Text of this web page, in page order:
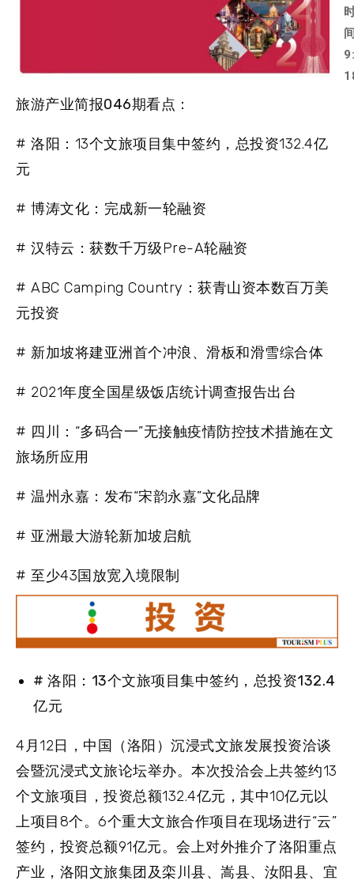
旅游产业简报046期看点：
# 洛阳：13个文旅项目集中签约，总投资132.4亿
元
# 博涛文化：完成新一轮融资
# 汉特云：获数千万级Pre-A轮融资
# ABC Camping Country：获青山资本数百万美
元投资
# 新加坡将建亚洲首个冲浪、滑板和滑雪综合体
# 2021年度全国星级饭店统计调查报告出台
# 四川：“多码合一”无接触疫情防控技术措施在文
旅场所应用
# 温州永嘉：发布“宋韵永嘉”文化品牌
# 亚洲最大游轮新加坡启航
# 至少43国放宽入境限制
# 洛阳：13个文旅项目集中签约，总投资132.4
亿元
4月12日，中国（洛阳）沉浸式文旅发展投资洽谈
会暨沉浸式文旅论坛举办。本次投洽会上共签约13
个文旅项目，投资总额132.4亿元，其中10亿元以
上项目8个。6个重大文旅合作项目在现场进行“云”
签约，投资总额91亿元。会上对外推介了洛阳重点
产业，洛阳文旅集团及栾川县、嵩县、汝阳县、宜